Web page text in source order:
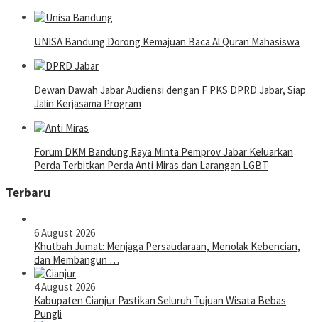
UNISA Bandung Dorong Kemajuan Baca Al Quran Mahasiswa
Dewan Dawah Jabar Audiensi dengan F PKS DPRD Jabar, Siap
Jalin Kerjasama Program
Forum DKM Bandung Raya Minta Pemprov Jabar Keluarkan
Perda Terbitkan Perda Anti Miras dan Larangan LGBT
Terbaru
6 August 2026
Khutbah Jumat: Menjaga Persaudaraan, Menolak Kebencian,
dan Membangun …
4 August 2026
Kabupaten Cianjur Pastikan Seluruh Tujuan Wisata Bebas
Pungli